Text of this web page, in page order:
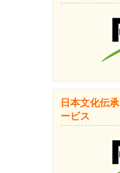
日本文化伝
ービス